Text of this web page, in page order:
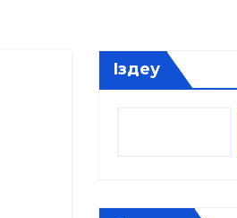
Іздеу